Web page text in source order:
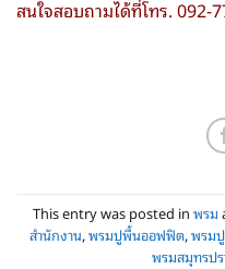
สนใจสอบถามได้ที่โทร. 092-
This entry was posted in พรม
สำนักงาน,พรมปูพื้นออฟฟิต,พรม
พรมสมุทรปร